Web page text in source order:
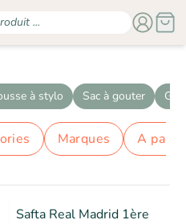
...
à stylo Sac à gouter
marques a
Safta Real Madrid 1ère